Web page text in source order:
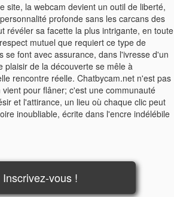
site, la webcam devient un outil de liberté,
profonde sans les carcans des
révéler sa facette la plus intrigante, en toute
mutuel que requiert ce type de
se font avec assurance, dans l'ivresse d'un
plaisir de la découverte se mêle à
rencontre réelle. Chatbycam.net n'est pas
pour flâner; c'est une communauté
et l'attirance, un lieu où chaque clic peut
inoubliable, écrite dans l'encre indélébile
Inscrivez-vous !